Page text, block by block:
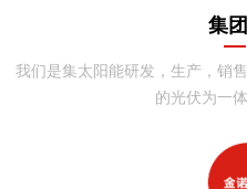
集
我们是集太阳能研发，生产，销
的光伏为一